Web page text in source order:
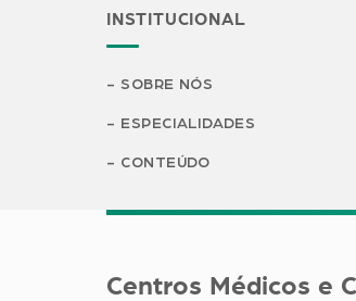
INSTITUCIONAL
SOBRE NÓS
ESPECIALIDADES
CONTEÚDO
Centros Médicos e